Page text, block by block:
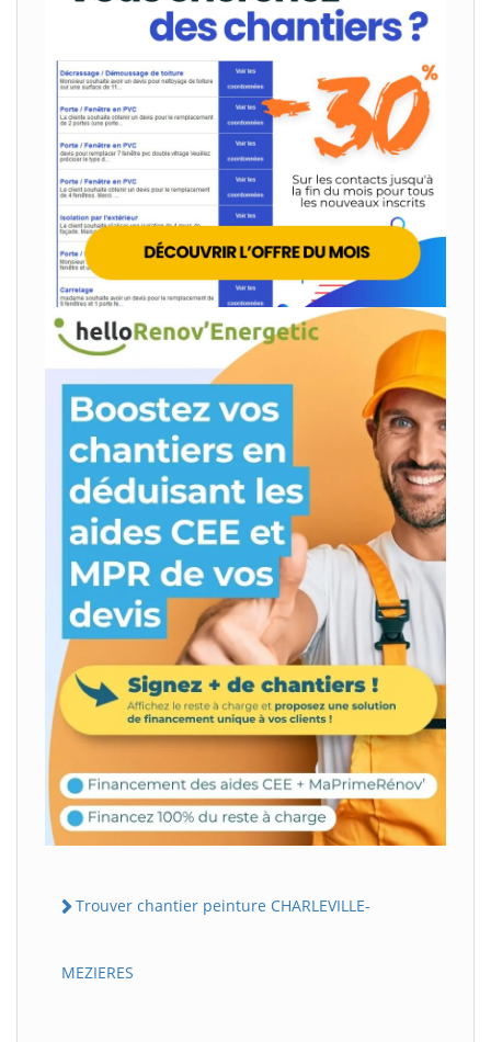
Trouver chantier peinture CHARLEVILLE-
MEZIERES